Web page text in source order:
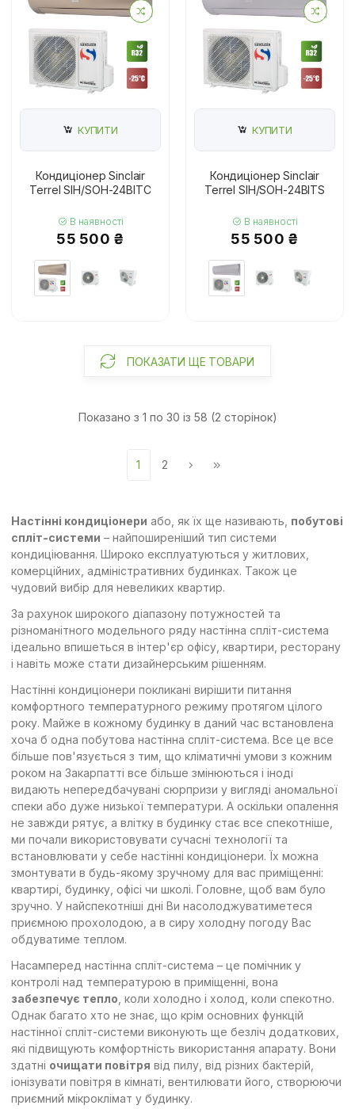
КУПИТИ
Кондиціонер Sinclair
Terrel SIH/SOH-24BITC
В наявності
55 500 ₴
КУПИТИ
Кондиціонер Sinclair
Terrel SIH/SOH-24BITS
В наявності
55 500 ₴
ПОКАЗАТИ ЩЕ ТОВАРИ
Показано з 1 по 30 із 58 (2 сторінок)
1 2
Настінні кондиціонери або, як їх ще називають, побутові
спліт-системи – найпоширеніший тип системи
кондиціювання. Широко експлуатуються у житлових,
комерційних, адміністративних будинках. Також це
чудовий вибір для невеликих квартир.
За рахунок широкого діапазону потужностей та
різноманітного модельного ряду настінна спліт-система
ідеально впишеться в інтер'єр офісу, квартири, ресторану
і навіть може стати дизайнерським рішенням.
Настінні кондиціонери покликані вирішити питання
комфортного температурного режиму протягом цілого
року. Майже в кожному будинку в даний час встановлена
хоча б одна побутова настінна спліт-система. Все це все
більше пов'язується з тим, що кліматичні умови з кожним
роком на Закарпатті все більше змінюються і іноді
видають непередбачувані сюрпризи у вигляді аномальної
спеки або дуже низької температури. А оскільки опалення
не завжди рятує, а влітку в будинку стає все спекотніше,
ми почали використовувати сучасні технології та
встановлювати у себе настінні кондиціонери. Їх можна
змонтувати в будь-якому зручному для вас приміщенні:
квартирі, будинку, офісі чи школі. Головне, щоб вам було
зручно. У найспекотніші дні Ви насолоджуватиметеся
приємною прохолодою, а в сиру холодну погоду Вас
обдуватиме теплом.
Насамперед настінна спліт-система – це помічник у
контролі над температурою в приміщенні, вона
забезпечує тепло, коли холодно і холод, коли спекотно.
Однак багато хто не знає, що крім основних функцій
настінної спліт-системи виконують ще безліч додаткових,
які підвищують комфортність використання апарату. Вони
здатні очищати повітря від пилу, від різних бактерій,
іонізувати повітря в кімнаті, вентилювати його, створюючи
приємний мікроклімат у будинку.